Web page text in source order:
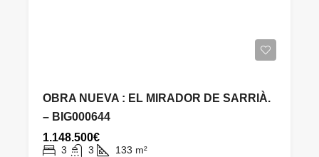
OBRA NUEVA : EL MIRADOR DE SARRIÀ.
– BIG000644
1.148.500€
3 3 133 m²